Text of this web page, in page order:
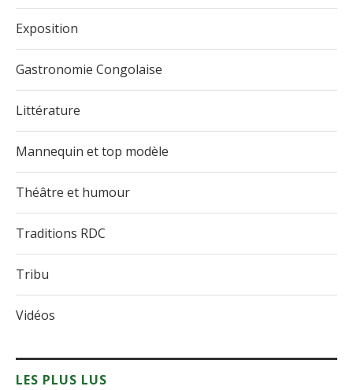
Exposition
Gastronomie Congolaise
Littérature
Mannequin et top modèle
Théâtre et humour
Traditions RDC
Tribu
Vidéos
LES PLUS LUS